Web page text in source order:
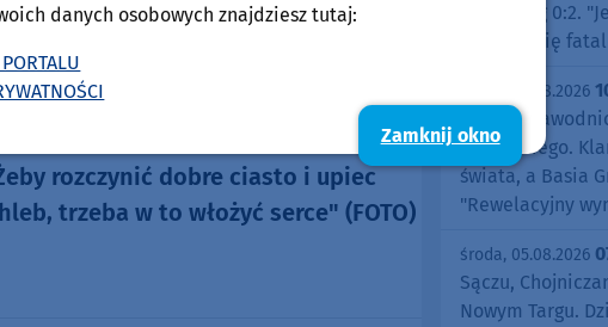
2026, 21:35
rozczynić dobre ciasto i upiec
trzeba w to włożyć serce" (FOTO)
Nowy Targ 0:2.
Czujemy się
środa, 05.08.2026
sukcesy
Żeglarskiego.
świata, a Basia
"Rewelacyjny
środa, 05.08.2026
Sączu,
Nowym Targu.
danych osobowych znajdziesz tutaj:
Zamknij okno